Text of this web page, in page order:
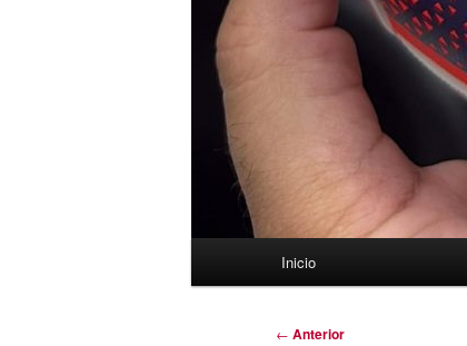
Inicio
Navegación
← Anterior